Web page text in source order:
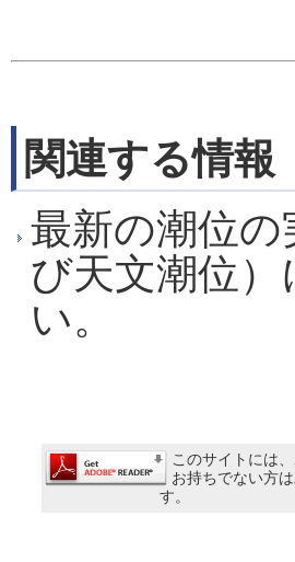
関連する情報
最新の潮位
び天文潮位
い。
このサイトには、
お持ちでない方
す。